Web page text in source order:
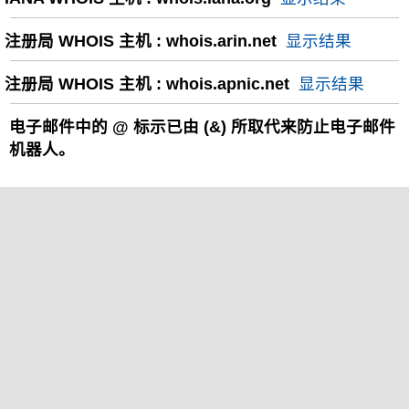
注册局 WHOIS 主机 : whois.arin.net 显示结果
注册局 WHOIS 主机 : whois.apnic.net 显示结果
电子邮件中的 @ 标示已由 (&) 所取代来防止电子邮件
机器人。